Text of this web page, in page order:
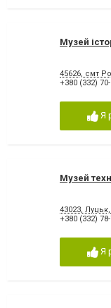
Музей
45626, смт
+380 (332)
Я
Музей
43023,
+380 (332)
Я